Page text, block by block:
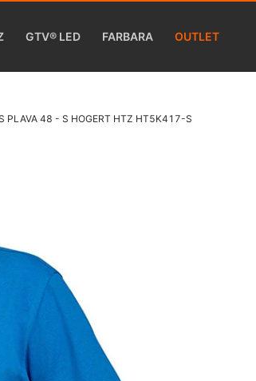
GTV® LED FARBARA OUTLET
PLAVA 48 - S HOGERT HTZ HT5K417-S